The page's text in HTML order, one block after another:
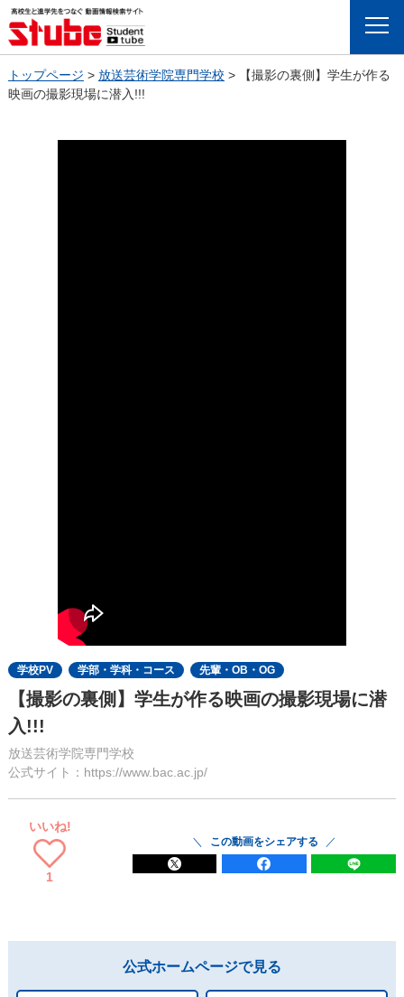
Menu
トップページ > 放送芸術学院専門学校 >
【撮影の裏側】学生が作る
映画の撮影現場に潜入!!!
学校PV 学部・学科・コース 先輩・OB・OG
【撮影の裏側】学生が作る映画の撮影現場に潜
入!!!
放送芸術学院専門学校
公式サイト：https://www.bac.ac.jp/
いいね!
1
この動画をシェアする
公式ホームページで見る